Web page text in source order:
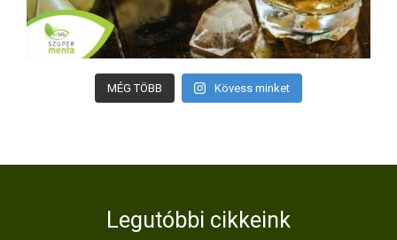
MÉG TÖBB Kövess minket
Legutóbbi cikkeink